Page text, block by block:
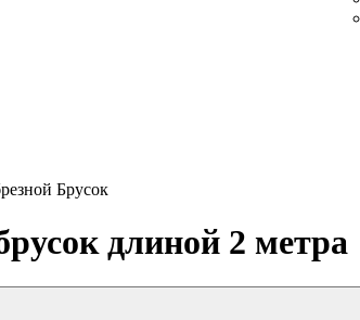
Брусок
длиной 2 метра